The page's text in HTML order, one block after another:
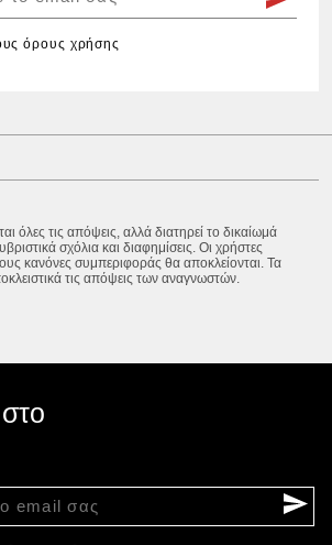
όρους χρήσης
όλες τις απόψεις, αλλά διατηρεί το δικαίωμά
σχόλια και διαφημίσεις. Οι χρήστες
κανόνες συμπεριφοράς θα αποκλείονται. Τα
τις απόψεις των αναγνωστών.